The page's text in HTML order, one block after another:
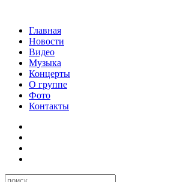
Главная
Новости
Видео
Музыка
Концерты
О группе
Фото
Контакты